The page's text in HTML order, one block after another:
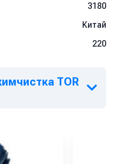
3180
Китай
220
TOR